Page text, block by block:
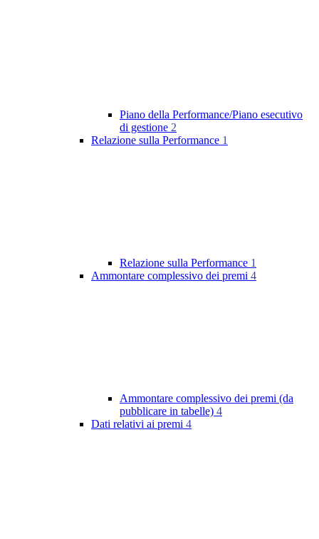
Piano della Performance/Piano esecutivo
di gestione 2
Relazione sulla Performance 1
Relazione sulla Performance 1
Ammontare complessivo dei premi 4
Ammontare complessivo dei premi (da
pubblicare in tabelle) 4
Dati relativi ai premi 4